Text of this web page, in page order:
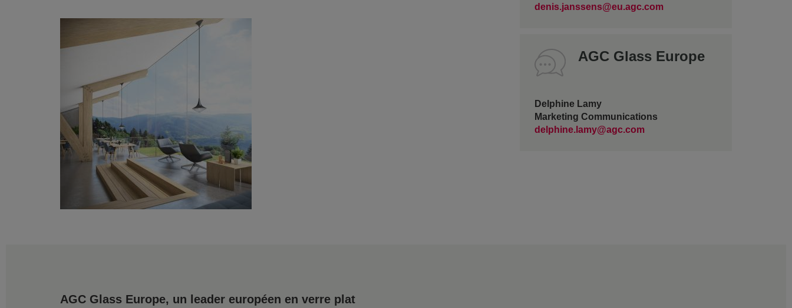
denis.janssens@eu.agc.com
AGC Glass Europe
Delphine Lamy
Marketing Communications
delphine.lamy@agc.com
AGC Glass Europe, un leader européen en verre plat